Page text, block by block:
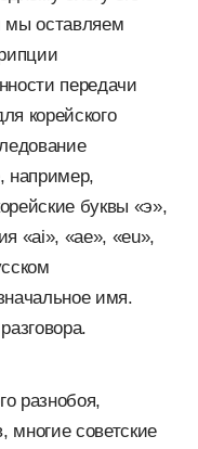
мы оставляем
передачи
корейского
например,
буквы «э»,
«ai», «ae», «eu»,
имя.
разнобоя,
советские